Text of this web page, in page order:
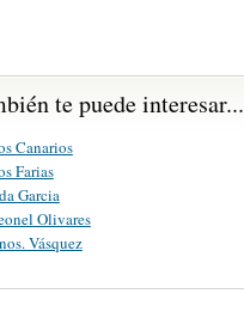
te puede interesar...
Canarios
Farias
Garcia
Olivares
Vásquez